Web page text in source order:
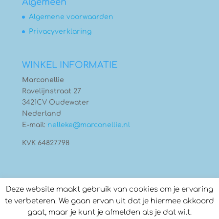
Algemene voorwaarden
Privacyverklaring
WINKEL INFORMATIE
Marconellie
Ravelijnstraat 27
3421CV Oudewater
Nederland
E-mail: nelleke@marconellie.nl
KVK 64827798
Deze website maakt gebruik van cookies om je ervaring
te verbeteren. We gaan ervan uit dat je hiermee akkoord
gaat, maar je kunt je afmelden als je dat wilt.